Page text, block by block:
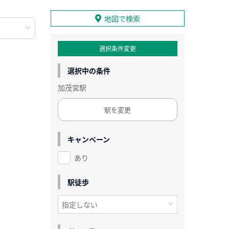
地図で検索
選択条件変更
選択中の条件
加茂宮駅
駅を変更
キャンペーン
あり
駅徒歩